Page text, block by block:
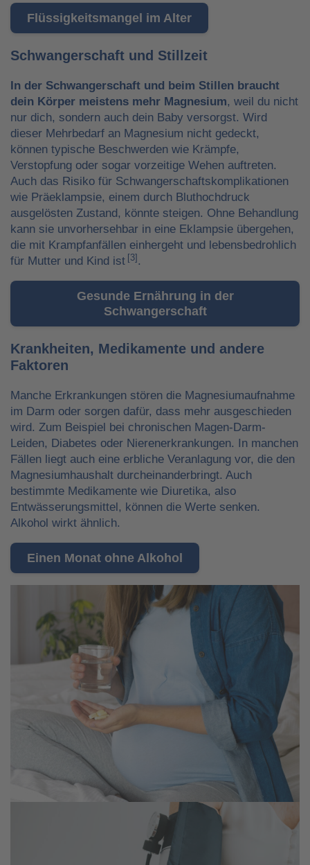
Flüssigkeitsmangel im Alter
Schwangerschaft und Stillzeit
In der Schwangerschaft und beim Stillen braucht
dein Körper meistens mehr Magnesium, weil du nicht
nur dich, sondern auch dein Baby versorgst. Wird
dieser Mehrbedarf an Magnesium nicht gedeckt,
können typische Beschwerden wie Krämpfe,
Verstopfung oder sogar vorzeitige Wehen auftreten.
Auch das Risiko für Schwangerschaftskomplikationen
wie Präeklampsie, einem durch Bluthochdruck
ausgelösten Zustand, könnte steigen. Ohne Behandlung
kann sie unvorhersehbar in eine Eklampsie übergehen,
die mit Krampfanfällen einhergeht und lebensbedrohlich
für Mutter und Kind ist [3].
Gesunde Ernährung in der
Schwangerschaft
Krankheiten, Medikamente und andere
Faktoren
Manche Erkrankungen stören die Magnesiumaufnahme
im Darm oder sorgen dafür, dass mehr ausgeschieden
wird. Zum Beispiel bei chronischen Magen-Darm-
Leiden, Diabetes oder Nierenerkrankungen. In manchen
Fällen liegt auch eine erbliche Veranlagung vor, die den
Magnesiumhaushalt durcheinanderbringt. Auch
bestimmte Medikamente wie Diuretika, also
Entwässerungsmittel, können die Werte senken.
Alkohol wirkt ähnlich.
Einen Monat ohne Alkohol